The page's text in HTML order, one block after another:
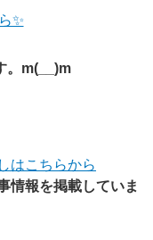
✨
。m(__)m
はこちらから
情報を掲載していま